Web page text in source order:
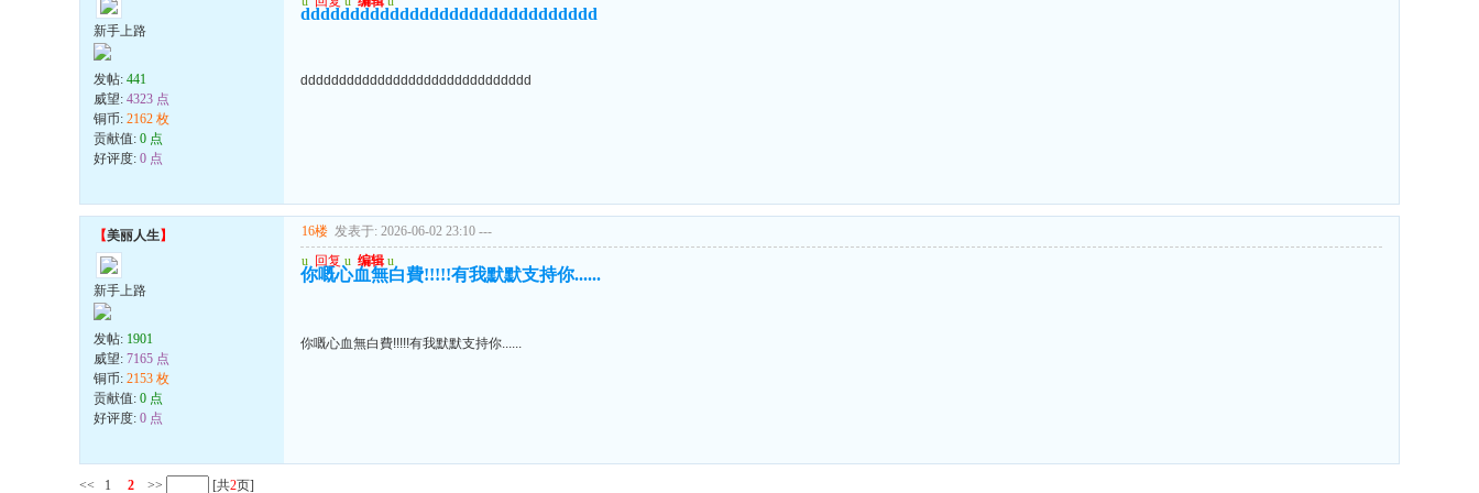
新手上路
发帖: 441
威望: 4323 点
铜币: 2162 枚
贡献值: 0 点
好评度: 0 点
dddddddddddddddddddddddddddddd
dddddddddddddddddddddddddddddd
【美丽人生】
新手上路
发帖: 1901
威望: 7165 点
铜币: 2153 枚
贡献值: 0 点
好评度: 0 点
16楼 发表于: 2026-06-02 23:10 ---
u 回复 u 编辑 u
你嘅心血無白費!!!!!有我默默支持你......
你嘅心血無白費!!!!!有我默默支持你......
<< 1 2 >> [共2页]